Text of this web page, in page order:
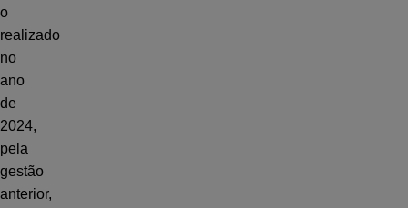
o
realizado
no
ano
de
2024,
pela
gestão
anterior,